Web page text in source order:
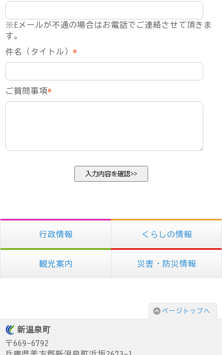
※Eメールが不通の場合はお電話でご連絡させて頂きま
す。
件名（タイトル）*
ご質問事項*
行政情報 くらしの情報
観光案内 災害・防災情報
ページトップへ
新温泉町
〒669-6792